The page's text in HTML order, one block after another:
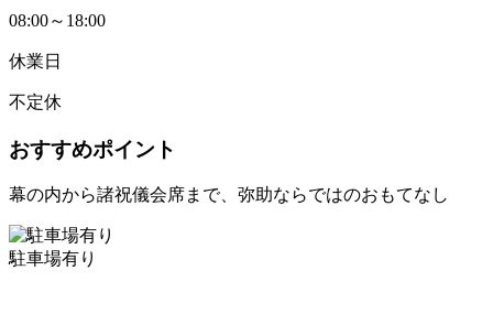
08:00～18:00
休業日
不定休
おすすめポイント
幕の内から諸祝儀会席まで、弥助ならではのおもてなし
駐車場有り